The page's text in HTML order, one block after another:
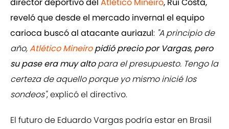
reveló que desde el mercado invernal el equipo
carioca buscó al atacante auriazul: "A principio de
año,Atlético Mineiropidió precio por Vargas, pero
su pase era muy altopara el presupuesto. Tengo la
certeza de aquello porque yo mismo inicié los
sondeos", explicó el directivo.
El futuro de Eduardo Vargas podría estar en Brasil